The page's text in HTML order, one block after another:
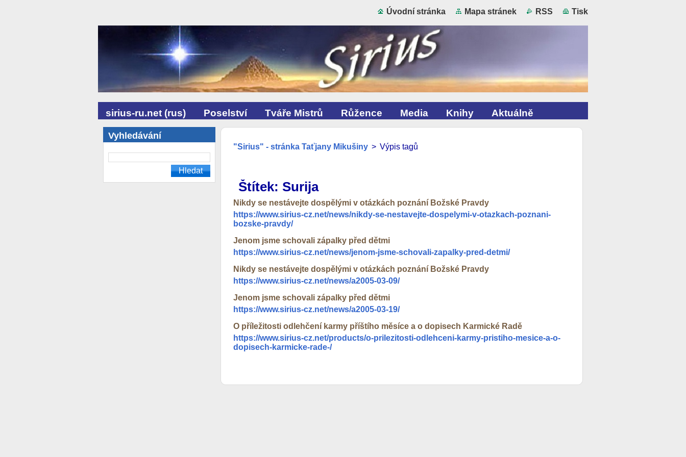
Úvodní stránka Mapa stránek RSS Tisk
sirius-ru.net (rus) Poselství Tváře Mistrů Růžence Media Knihy Aktuálně
Vyhledávání
"Sirius" - stránka Taťjany Mikušiny > Výpis tagů
Štítek: Surija
Nikdy se nestávejte dospělými v otázkách poznání Božské Pravdy
https://www.sirius-cz.net/news/nikdy-se-nestavejte-dospelymi-v-otazkach-poznani-
bozske-pravdy/
Jenom jsme schovali zápalky před dětmi
https://www.sirius-cz.net/news/jenom-jsme-schovali-zapalky-pred-detmi/
Nikdy se nestávejte dospělými v otázkách poznání Božské Pravdy
https://www.sirius-cz.net/news/a2005-03-09/
Jenom jsme schovali zápalky před dětmi
https://www.sirius-cz.net/news/a2005-03-19/
O příležitosti odlehčení karmy příštího měsíce a o dopisech Karmické Radě
https://www.sirius-cz.net/products/o-prilezitosti-odlehceni-karmy-pristiho-mesice-a-o-
dopisech-karmicke-rade-/